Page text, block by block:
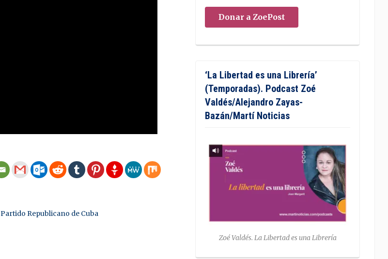
Partido Republicano de Cuba
Donar a ZoePost
‘La Libertad es una Librería’
(Temporadas). Podcast Zoé
Valdés/Alejandro Zayas-
Bazán/Martí Noticias
Zoé Valdés. La Libertad es una Librería